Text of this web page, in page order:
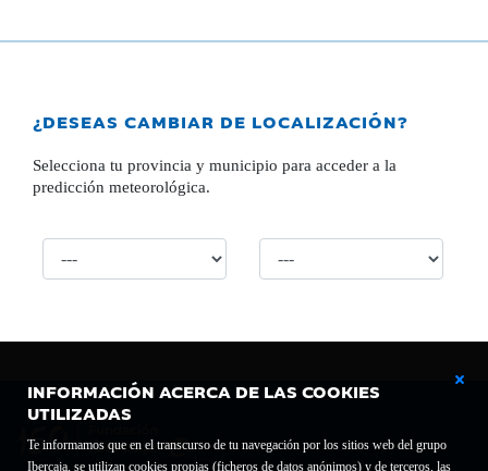
INFORMACIÓN ACERCA DE LAS COOKIES
UTILIZADAS
Te informamos que en el transcurso de tu navegación por los sitios web del grupo
Ibercaja, se utilizan cookies propias (ficheros de datos anónimos) y de terceros, las
¿DESEAS CAMBIAR DE LOCALIZACIÓN?
Selecciona tu provincia y municipio para acceder a la
predicción meteorológica.